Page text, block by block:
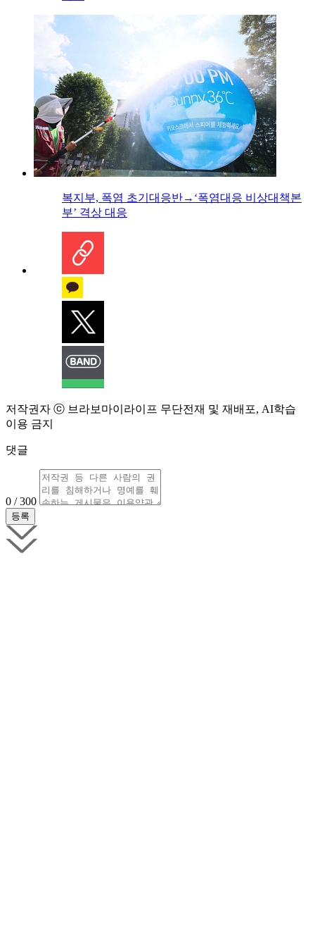
복지부, 폭염 초기대응반→‘폭염대응 비상대책본
부’ 격상 대응
저작권자 ⓒ 브라보마이라이프 무단전재 및 재배포, AI학습
이용 금지
댓글
0 / 300